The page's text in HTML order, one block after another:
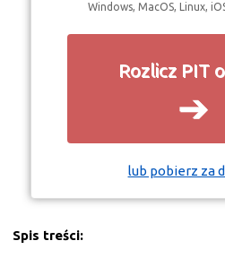
Windows, MacOS, Linux,
Rozlicz PIT
➔
lub pobierz za
Spis treści: